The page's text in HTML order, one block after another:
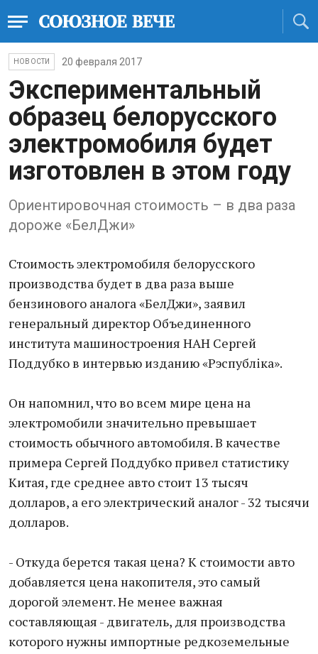
НОВОСТИ 20 февраля 2017
Экспериментальный
образец белорусского
электромобиля будет
изготовлен в этом году
Ориентировочная стоимость – в два раза
дороже «БелДжи»
Стоимость электромобиля белорусского
производства будет в два раза выше
бензинового аналога «БелДжи», заявил
генеральный директор Объединенного
института машиностроения НАН Сергей
Поддубко в интервью изданию «Рэспублiка».
Он напомнил, что во всем мире цена на
электромобили значительно превышает
стоимость обычного автомобиля. В качестве
примера Сергей Поддубко привел статистику
Китая, где среднее авто стоит 13 тысяч
долларов, а его электрический аналог - 32 тысячи
долларов.
- Откуда берется такая цена? К стоимости авто
добавляется цена накопителя, это самый
дорогой элемент. Не менее важная
составляющая - двигатель, для производства
которого нужны импортные редкоземельные